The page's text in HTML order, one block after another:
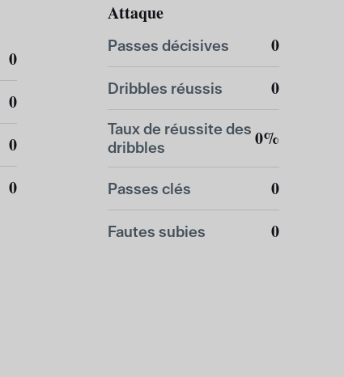
Attaque
Passes décisives 0
Dribbles réussis 0
Taux de réussite des
dribbles
0%
Passes clés 0
Fautes subies 0
0
0
0
0